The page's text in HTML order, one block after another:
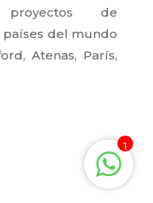
proyectos de
países del mundo
Atenas, París,
1